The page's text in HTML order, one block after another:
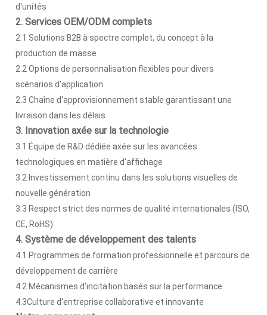
d'unités
2. Services OEM/ODM complets
2.1 Solutions B2B à spectre complet, du concept à la
production de masse
2.2 Options de personnalisation flexibles pour divers
scénarios d'application
2.3 Chaîne d'approvisionnement stable garantissant une
livraison dans les délais
3. Innovation axée sur la technologie
3.1 Équipe de R&D dédiée axée sur les avancées
technologiques en matière d'affichage
3.2 Investissement continu dans les solutions visuelles de
nouvelle génération
3.3 Respect strict des normes de qualité internationales (ISO,
CE, RoHS)
4. Système de développement des talents
4.1 Programmes de formation professionnelle et parcours de
développement de carrière
4.2 Mécanismes d'incitation basés sur la performance
4.3Culture d'entreprise collaborative et innovante